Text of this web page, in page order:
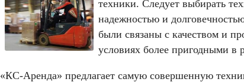
техники. Следует выбирать
надежностью и
были связаны с качеством и
условиях более пригодными в
«КС-Аренда» предлагает самую совершенную